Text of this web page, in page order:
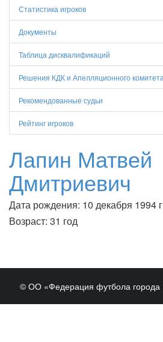
Статистика игроков
Документы
Таблица дисквалификаций
Решения КДК и Апелляционного комитета
Рекомендованные судьи
Рейтинг игроков
Лапин Матвей
Дмитриевич
Дата рождения: 10 декабря 1994
Возраст: 31 год
© ОО «Федерация футбола города